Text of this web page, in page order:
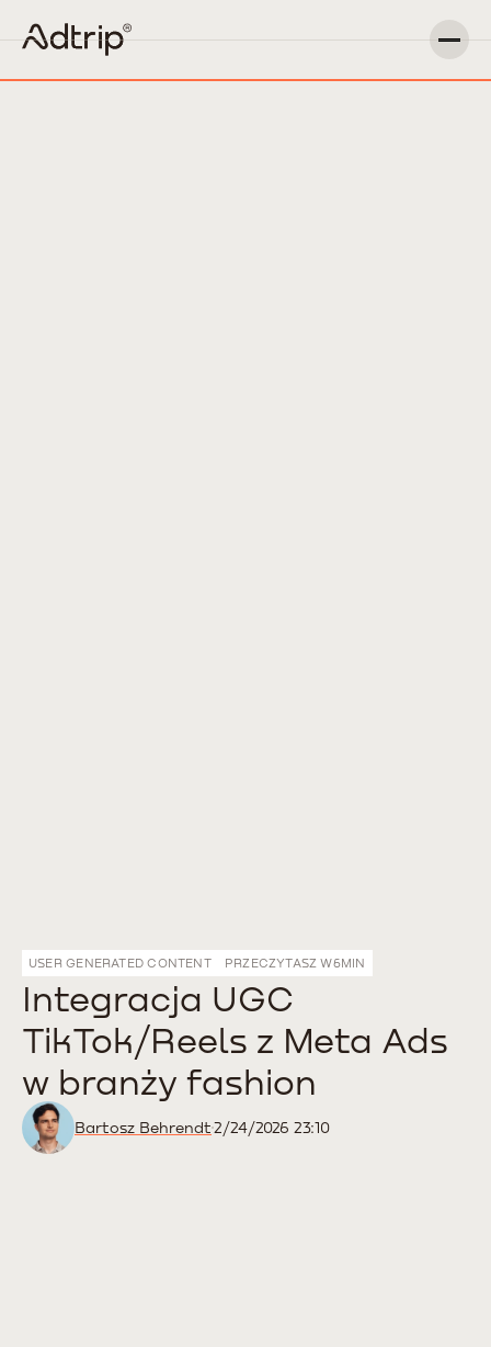
USER GENERATED CONTENT PRZECZYTASZ W6MIN
Integracja UGC
TikTok/Reels z Meta Ads
w branży fashion
Bartosz Behrendt2/24/2026 23:10